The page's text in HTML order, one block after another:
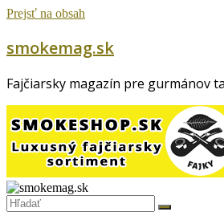
Prejsť na obsah
smokemag.sk
Fajčiarsky magazín pre gurmánov